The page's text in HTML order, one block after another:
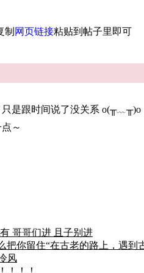
制 网页链接粘贴到帖子里即可
是跟时间说了没关系 o(╥﹏╥)o
～
哥哥们进 且子别进
把你留住“在古老的路上，遇到
风